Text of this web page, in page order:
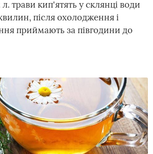
л. трави кип'ятять у склянці води
після охолодження і
приймають за півгодини до